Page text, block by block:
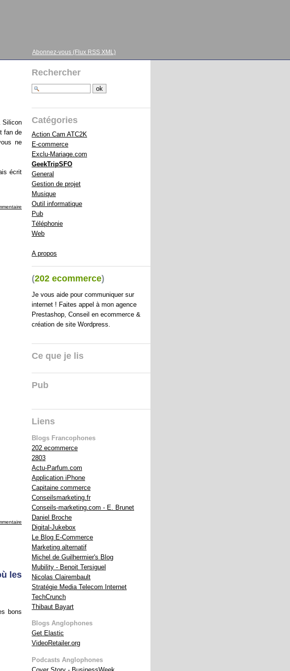
Abonnez-vous (Flux RSS XML)
Silicon
fan de
ne
écrit
les
bons
Rechercher
Catégories
Action Cam ATC2K
E-commerce
Exclu-Mariage.com
GeekTripSFO
General
Gestion de projet
Musique
Outil informatique
Pub
Téléphonie
Web
A propos
(202 ecommerce)
Je vous aide pour communiquer sur
internet ! Faites appel à mon agence
Prestashop, Conseil en ecommerce &
création de site Wordpress
Ce que je lis
Pub
Liens
Blogs Francophones
202 ecommerce
2803
Actu-Parfum.com
Application iPhone
Capitaine commerce
Conseilsmarketing.fr
Conseils-marketing.com - E. Brunet
Daniel Broche
Digital-Jukebox
Le Blog E-Commerce
Marketing alternatif
Michel de Guilhermier's Blog
Mubility - Benoit Tersiguel
Nicolas Clairembault
Stratégie Media Telecom Internet
TechCrunch
Thibaut Bayart
Blogs Anglophones
Get Elastic
VideoRetailer.org
Podcasts Anglophones